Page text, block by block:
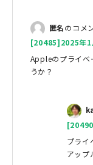
匿名のコメ
[20485]2025年
Appleのプライベ
うか？
プライ
アップ